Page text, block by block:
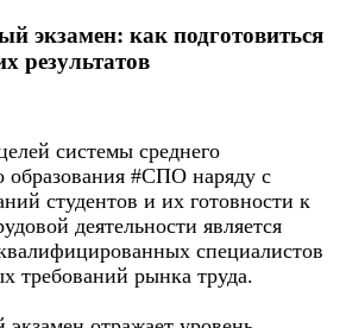
экзамен: как подготовиться
результатов
системы среднего
образования #СПО наряду с
студентов и их готовности к
деятельности является
специалистов
требований рынка труда.